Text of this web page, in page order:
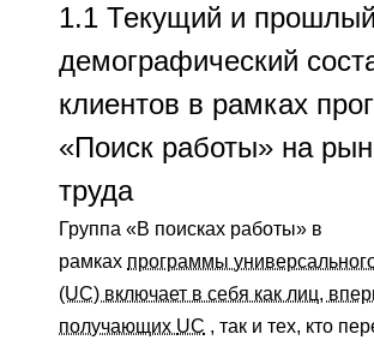
1.1 Текущий и прошлый
демографический
клиентов в рамках
«Поиск работы» на
труда
Группа «В поисках работы» в
рамках программы
(UC) включает в себя как лиц,
получающих UC , так и тех, кто